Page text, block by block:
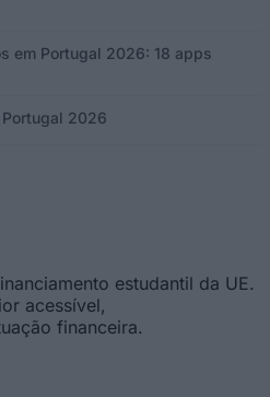
em Portugal 2026: 18 apps
2026
estudantil da UE.
acessível,
financeira.